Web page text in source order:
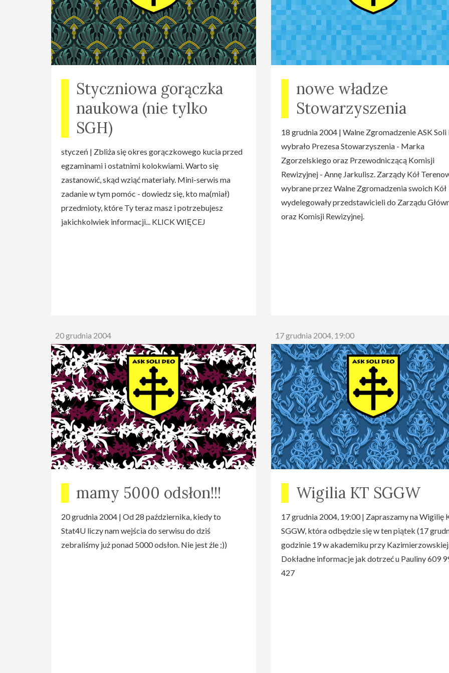
Styczniowa gorączka
naukowa (nie tylko
SGH)
styczeń | Zbliża się okres gorączkowego kucia przed
egzaminami i ostatnimi kolokwiami. Warto się
zastanowić, skąd wziąć materiały. Mini-serwis ma
zadanie w tym pomóc - dowiedz się, kto ma(miał)
przedmioty, które Ty teraz masz i potrzebujesz
jakichkolwiek informacji... KLICK WIĘCEJ
nowe władze
Stowarzyszenia
18 grudnia 2004 | Walne Zgromadzenie ASK Soli
wybrało Prezesa Stowarzyszenia - Marka
Zgorzelskiego oraz Przewodniczącą Komisji
Rewizyjnej - Annę Jarkulisz. Zarządy Kół
wybrane przez Walne Zgromadzenia swoich Kół
wydelegowały przedstawicieli do Zarządu
oraz Komisji Rewizyjnej.
20 grudnia 2004
mamy 5000 odsłon!!!
20 grudnia 2004 | Od 28 października, kiedy to
Stat4U liczy nam wejścia do serwisu do dziś
zebraliśmy już ponad 5000 odsłon. Nie jest źle ;))
17 grudnia 2004, 19:00
Wigilia KT SGGW
17 grudnia 2004, 19:00 | Zapraszamy na Wigilię
SGGW, która odbędzie się w ten piątek (17
godzinie 19 w akademiku przy
Dokładne informacje jak dotrzeć u Pauliny 609
427